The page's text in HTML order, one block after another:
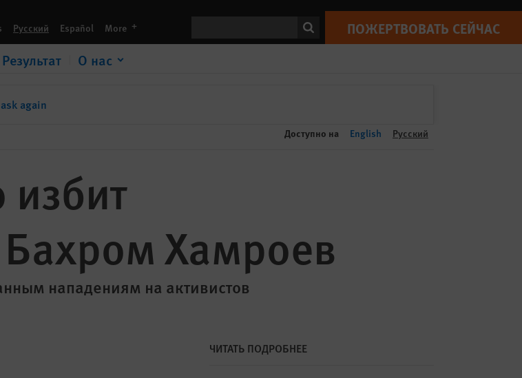
Русский Español More languages ПОЖЕРТВОВАТЬ СЕЙЧАС
Результат О нас
again
ПОЖЕРТВОВАТЬ СЕЙЧАС
Доступно на English Русский
избит
Хамроев
нападениям на активистов
ЧИТАТЬ ПОДРОБНЕЕ